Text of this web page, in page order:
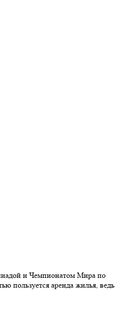
и Чемпионатом Мира по
пользуется аренда жилья, ведь